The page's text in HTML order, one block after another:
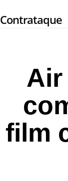
to
Contrataque
Air
film